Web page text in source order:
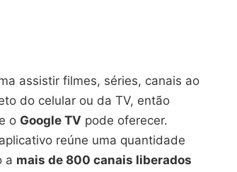
assistir filmes, séries, canais ao
do celular ou da TV, então
o Google TV pode oferecer.
reúne uma quantidade
a mais de 800 canais liberados